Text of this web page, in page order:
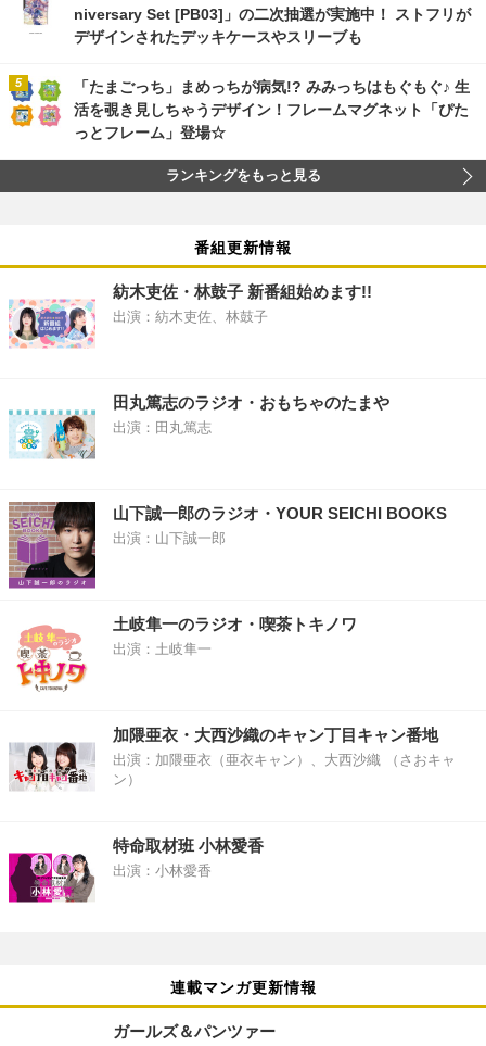
niversary Set [PB03]」の二次抽選が実施中！ ストフリが
デザインされたデッキケースやスリーブも
「たまごっち」まめっちが病気!? みみっちはもぐもぐ♪ 生
活を覗き見しちゃうデザイン！フレームマグネット「ぴた
っとフレーム」登場☆
ランキングをもっと見る
番組更新情報
紡木吏佐・林鼓子 新番組始めます!!
出演：紡木吏佐、林鼓子
田丸篤志のラジオ・おもちゃのたまや
出演：田丸篤志
山下誠一郎のラジオ・YOUR SEICHI BOOKS
出演：山下誠一郎
土岐隼一のラジオ・喫茶トキノワ
出演：土岐隼一
加隈亜衣・大西沙織のキャン丁目キャン番地
出演：加隈亜衣（亜衣キャン）、大西沙織 （さおキャ
ン）
特命取材班 小林愛香
出演：小林愛香
連載マンガ更新情報
ガールズ＆パンツァー